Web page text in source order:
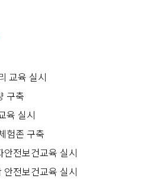
교육 실시
구축
육 실시
험존 구축
전보건교육 실시
전보건교육 실시